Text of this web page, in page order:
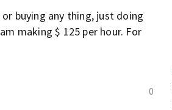
buying any thing, just doing
making $ 125 per hour. For
0